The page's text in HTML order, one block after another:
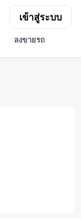
ลงขายรถ
เข้าสู่ระบบ